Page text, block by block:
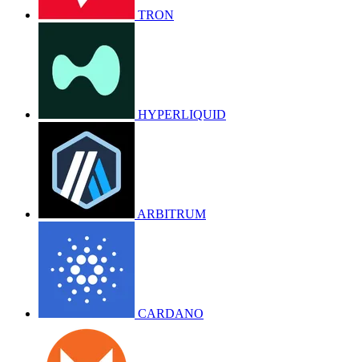
TRON
HYPERLIQUID
ARBITRUM
CARDANO